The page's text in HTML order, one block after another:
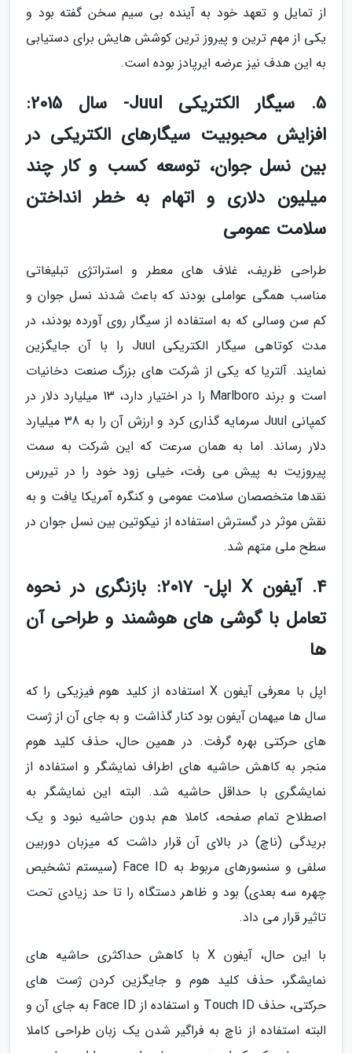
از تمایل و تعهد خود به آینده بی سیم سخن گفته بود و
یکی از مهم ترین و پیروز ترین کوشش هایش برای دستیابی
به این هدف نیز عرضه ایرپادز بوده است.
5. سیگار الکتریکی Juul- سال 2015:
افزایش محبوبیت سیگارهای الکتریکی در
بین نسل جوان، توسعه کسب و کار چند
میلیون دلاری و اتهام به خطر انداختن
سلامت عمومی
طراحی ظریف، غلاف های معطر و استراتژی تبلیغاتی
مناسب همگی عواملی بودند که باعث شدند نسل جوان و
کم سن وسالی که به استفاده از سیگار روی آورده بودند، در
مدت کوتاهی سیگار الکتریکی Juul را با آن جایگزین
نمایند. آلتریا که یکی از شرکت های بزرگ صنعت دخانیات
است و برند Marlboro را در اختیار دارد، 13 میلیارد دلار در
کمپانی Juul سرمایه گذاری کرد و ارزش آن را به 38 میلیارد
دلار رساند. اما به همان سرعت که این شرکت به سمت
پیروزیت به پیش می رفت، خیلی زود خود را در تیررس
نقدها متخصصان سلامت عمومی و کنگره آمریکا یافت و به
نقش موثر در گسترش استفاده از نیکوتین بین نسل جوان در
سطح ملی متهم شد.
4. آیفون X اپل- 2017: بازنگری در نحوه
تعامل با گوشی های هوشمند و طراحی آن
ها
اپل با معرفی آیفون X استفاده از کلید هوم فیزیکی را که
سال ها میهمان آیفون بود کنار گذاشت و به جای آن از ژست
های حرکتی بهره گرفت. در همین حال، حذف کلید هوم
منجر به کاهش حاشیه های اطراف نمایشگر و استفاده از
نمایشگری با حداقل حاشیه شد. البته این نمایشگر به
اصطلاح تمام صفحه، کاملا هم بدون حاشیه نبود و یک
بریدگی (ناچ) در بالای آن قرار داشت که میزبان دوربین
سلفی و سنسورهای مربوط به Face ID (سیستم تشخیص
چهره سه بعدی) بود و ظاهر دستگاه را تا حد زیادی تحت
تاثیر قرار می داد.
با این حال، آیفون X با کاهش حداکثری حاشیه های
نمایشگر، حذف کلید هوم و جایگزین کردن ژست های
حرکتی، حذف Touch ID و استفاده از Face ID به جای آن و
البته استفاده از ناچ به فراگیر شدن یک زبان طراحی کاملا